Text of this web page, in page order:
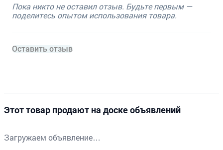
Пока никто не оставил отзыв. Будьте первым —
поделитесь опытом использования товара.
Оставить отзыв
Этот товар продают на доске объявлений
Загружаем объявление…